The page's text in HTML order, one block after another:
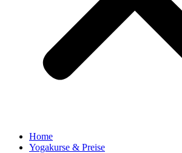
Home
Yogakurse & Preise